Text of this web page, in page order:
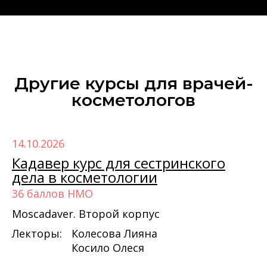
Другие курсы для врачей-
косметологов‎
14.10.2026
Кадавер курс для сестринского
дела в косметологии
36 баллов НМО
Moscadaver. Второй корпус
Лекторы:
Колесова Лияна
Косило Олеся